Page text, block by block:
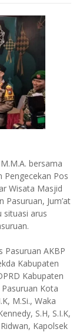
bersama
Pengecekan Pos
Wisata Masjid
Jum’at
situasi arus
AKBP
Kabupaten
Kabupaten
Kota
M.Si., Waka
S.H, S.I.K,
Kapolsek